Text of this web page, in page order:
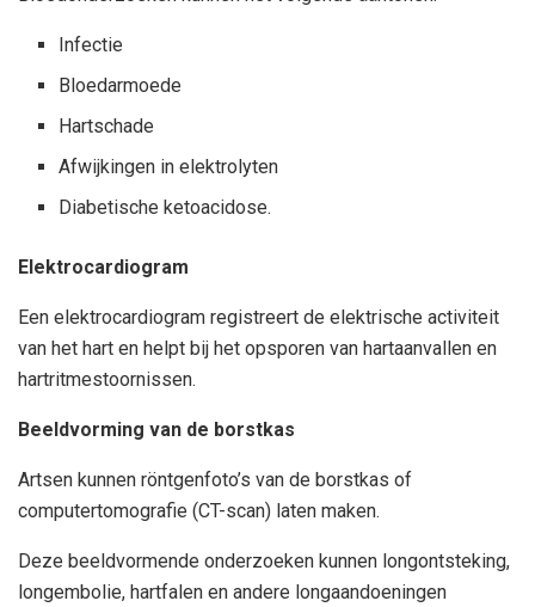
Infectie
Bloedarmoede
Hartschade
Afwijkingen in elektrolyten
Diabetische ketoacidose.
Elektrocardiogram
Een elektrocardiogram registreert de elektrische activiteit
van het hart en helpt bij het opsporen van hartaanvallen en
hartritmestoornissen.
Beeldvorming van de borstkas
Artsen kunnen röntgenfoto’s van de borstkas of
computertomografie (CT-scan) laten maken.
Deze beeldvormende onderzoeken kunnen longontsteking,
longembolie, hartfalen en andere longaandoeningen